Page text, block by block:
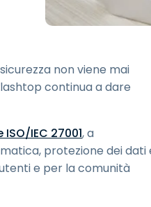
tramite
al
endpoint
esigenze Esplora
non viene mai
continua a dare
IEC 27001, a
protezione dei dati
e per la comunità